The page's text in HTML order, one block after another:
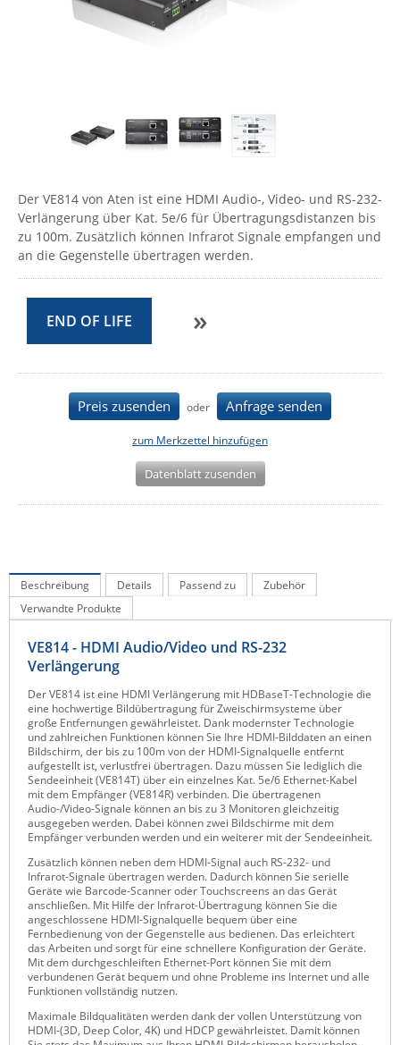
Energiemessung
Energieverteilung
Wi-Fi - WLAN - Wireless
Serverräume
RMA / Rücksendung / Support
Comet System
Enginko - mcf88
Fokus Technologies
Gefen
Gude
IEC Lock
Kramer Electronics
LigoWave
Milesight
Moxa
Panorama Antennas
PatchSee
Power Kingdom
Poynting
Raritan
Server Technology
Siretta
SIRIO Antenne
Sunbird
Tactical Software
TEKTELIC
Der VE814 von Aten ist eine HDMI Audio-, Video- und RS-232-
Verlängerung über Kat. 5e/6 für Übertragungsdistanzen bis
zu 100m. Zusätzlich können Infrarot Signale empfangen und
an die Gegenstelle übertragen werden.
END OF LIFE »
Preis zusenden oder Anfrage senden
zum Merkzettel hinzufügen
Datenblatt zusenden
Beschreibung Details Passend zu
Zubehör
Verwandte Produkte
VE814 - HDMI Audio/Video und RS-232
Verlängerung
Der VE814 ist eine HDMI Verlängerung mit HDBaseT-Technologie die
eine hochwertige Bildübertragung für Zweischirmsysteme über
große Entfernungen gewährleistet. Dank modernster Technologie
und zahlreichen Funktionen können Sie Ihre HDMI-Bilddaten an einen
Bildschirm, der bis zu 100m von der HDMI-Signalquelle entfernt
aufgestellt ist, verlustfrei übertragen. Dazu müssen Sie lediglich die
Sendeeinheit (VE814T) über ein einzelnes Kat. 5e/6 Ethernet-Kabel
mit dem Empfänger (VE814R) verbinden. Die übertragenen
Audio-/Video-Signale können an bis zu 3 Monitoren gleichzeitig
ausgegeben werden. Dabei können zwei Bildschirme mit dem
Empfänger verbunden werden und ein weiterer mit der Sendeeinheit.
Zusätzlich können neben dem HDMI-Signal auch RS-232- und
Infrarot-Signale übertragen werden. Dadurch können Sie serielle
Geräte wie Barcode-Scanner oder Touchscreens an das Gerät
anschließen. Mit Hilfe der Infrarot-Übertragung können Sie die
angeschlossene HDMI-Signalquelle bequem über eine
Fernbedienung von der Gegenstelle aus bedienen. Das erleichtert
das Arbeiten und sorgt für eine schnellere Konfiguration der Geräte.
Mit dem durchgeschleiften Ethernet-Port können Sie mit dem
verbundenen Gerät bequem und ohne Probleme ins Internet und alle
Funktionen vollständig nutzen.
Maximale Bildqualitäten werden dank der vollen Unterstützung von
HDMI-(3D, Deep Color, 4K) und HDCP gewährleistet. Damit können